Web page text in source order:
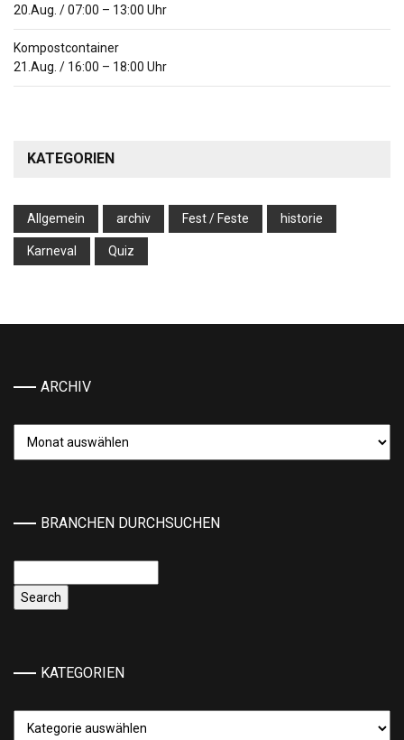
20.Aug. /07:00 – 13:00 Uhr
Kompostcontainer
21.Aug. / 16:00 – 18:00 Uhr
KATEGORIEN
Allgemein archiv Fest / Feste historie
Karneval Quiz
ARCHIV
BRANCHEN DURCHSUCHEN
KATEGORIEN